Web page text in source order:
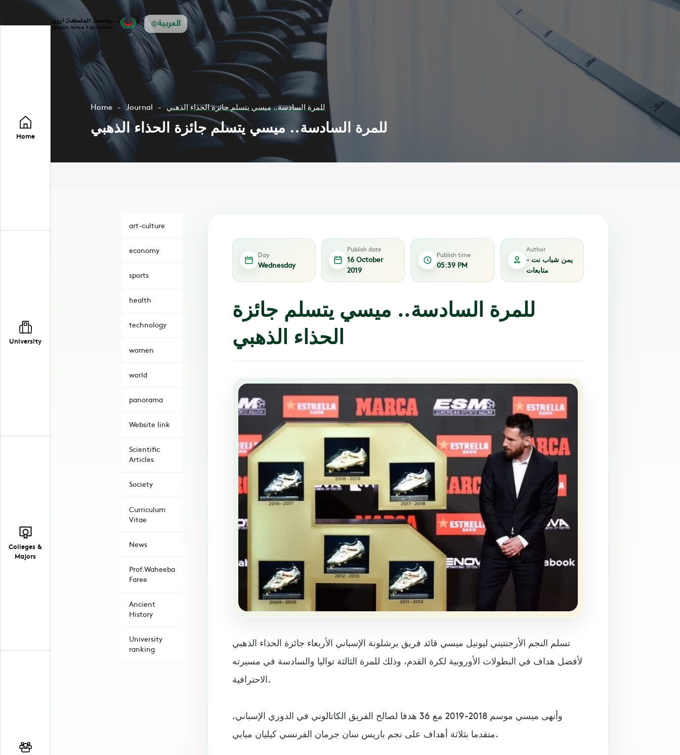
العربية
Home
University
Colleges &
Majors
Home Journal للمرة السادسة.. ميسي يتسلم جائزة الحذاء الذهبي
للمرة السادسة.. ميسي يتسلم جائزة الحذاء الذهبي
art-culture
economy
sports
health
technology
women
world
panorama
Website link
Scientific
Articles
Society
Curriculum
Vitae
News
Prof.Waheeba
Faree
Ancient
History
University
ranking
Day
Wednesday
Publish date
16 October
2019
Publish time
05:39 PM
Author
يمن شباب نت -
متابعات
للمرة السادسة.. ميسي يتسلم جائزة
الحذاء الذهبي
تسلم النجم الأرجنتيني ليونيل ميسي قائد فريق برشلونة الإسباني الأربعاء جائزة الحذاء الذهبي
لأفضل هداف في البطولات الأوروبية لكرة القدم، وذلك للمرة الثالثة تواليا والسادسة في مسيرته
الاحترافية.
وأنهى ميسي موسم 2018-2019 مع 36 هدفا لصالح الفريق الكاتالوني في الدوري الإسباني،
متقدما بثلاثة أهداف على نجم باريس سان جرمان الفرنسي كيليان مبابي.